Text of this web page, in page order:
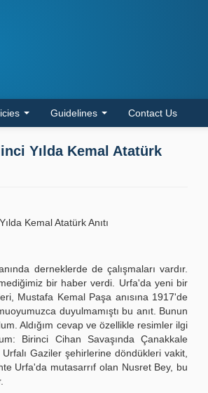
Guidelines Contact Us
Yılda Kemal Atatürk
Kemal Atatürk Anıtı
derneklerde de çalışmaları vardır.
bir haber verdi. Urfa'da yeni bir
Mustafa Kemal Paşa anısına 1917'de
duyulmamıştı bu anıt. Bunun
Aldığım cevap ve özellikle resimler ilgi
Birinci Cihan Savaşında Çanakkale
Gaziler şehirlerine döndükleri vakit,
Urfa'da mutasarrıf olan Nusret Bey, bu